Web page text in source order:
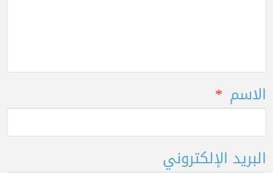
الاسم *
البريد الإلكتروني